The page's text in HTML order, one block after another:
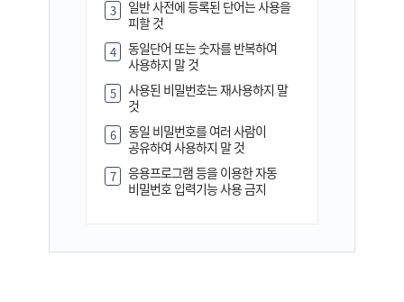
3
일반 사전에 등록된 단어는 사용을
피할 것
4
동일단어 또는 숫자를 반복하여
사용하지 말 것
5
사용된 비밀번호는 재사용하지 말
것
6
동일 비밀번호를 여러 사람이
공유하여 사용하지 말 것
7
응용프로그램 등을 이용한 자동
비밀번호 입력기능 사용 금지